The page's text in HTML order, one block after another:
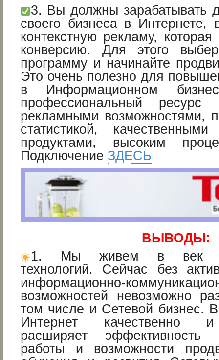
3. Вы должны зарабатывать
своего бизнеса в Интернете,
контекстную рекламу,
конверсию. Для этого
программу и начинайте
Это очень полезно для
в Информационном
профессиональный ресурс
рекламными возможностями,
статистикой,
продуктами, высоким
Подключение ЗДЕСЬ
ВЫВОДЫ:
1. Мы живем в век
технологий. Сейчас без
информационно-
возможностей невозможно
том числе и Сетевой бизнес.
Интернет качественно и
расширяет эффективность
работы и возможности